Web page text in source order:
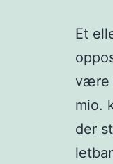
Et
være
mio.
der